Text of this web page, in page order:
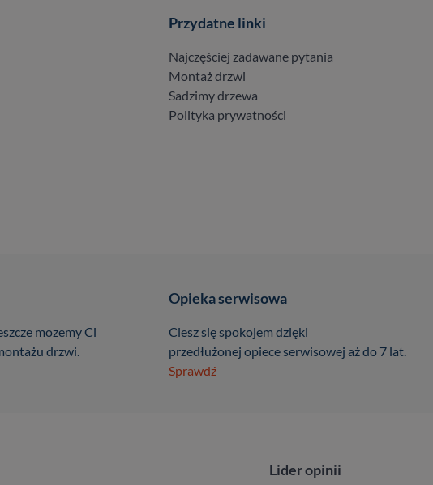
Przydatne linki
Najczęściej zadawane pytania
Montaż drzwi
Sadzimy drzewa
Polityka prywatności
mozemy Ci
drzwi.
Opieka serwisowa
Ciesz się spokojem dzięki
przedłużonej opiece serwisowej aż do 7 lat.
Sprawdź
Lider opinii